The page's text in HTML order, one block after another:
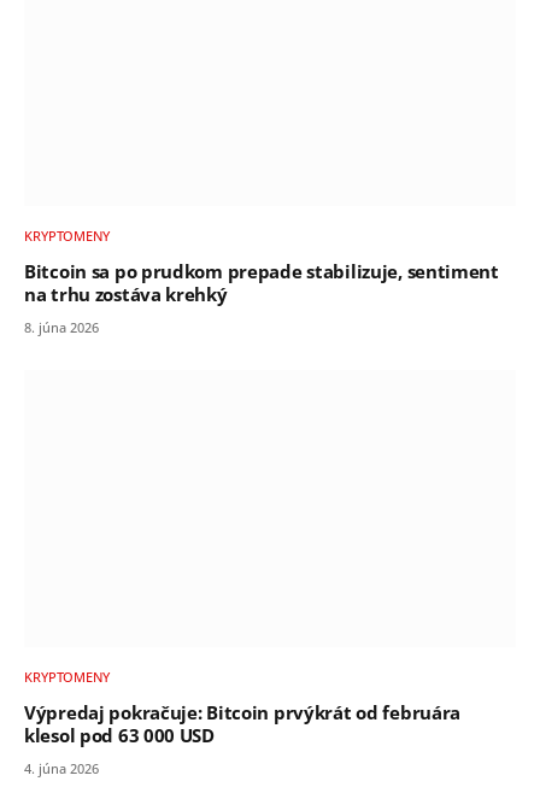
KRYPTOMENY
Bitcoin sa po prudkom prepade stabilizuje, sentiment
na trhu zostáva krehký
8. júna 2026
KRYPTOMENY
Výpredaj pokračuje: Bitcoin prvýkrát od februára
klesol pod 63 000 USD
4. júna 2026